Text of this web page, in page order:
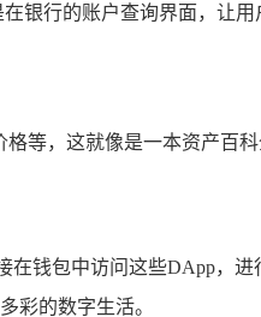
银行的账户查询界面，让
等，这就像是一本资产百
钱包中访问这些DApp，
彩的数字生活。